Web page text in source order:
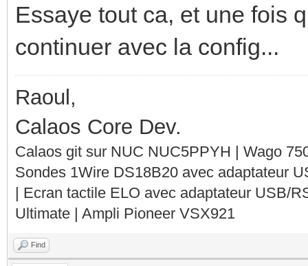
Essaye tout ca, et une fois
continuer avec la config...
Raoul,
Calaos Core Dev.
Calaos git sur NUC NUC5PPYH | Wago
Sondes 1Wire DS18B20 avec adaptateur
| Ecran tactile ELO avec adaptateur USB/
Ultimate | Ampli Pioneer VSX921
Find